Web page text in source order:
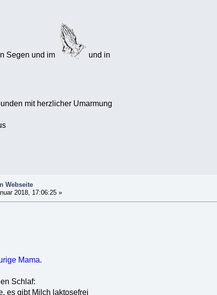
Segen und im und in
mit herzlicher Umarmung
Webseite
2018, 17:06:25 »
Mama.
Schlaf:
es gibt Milch laktosefrei